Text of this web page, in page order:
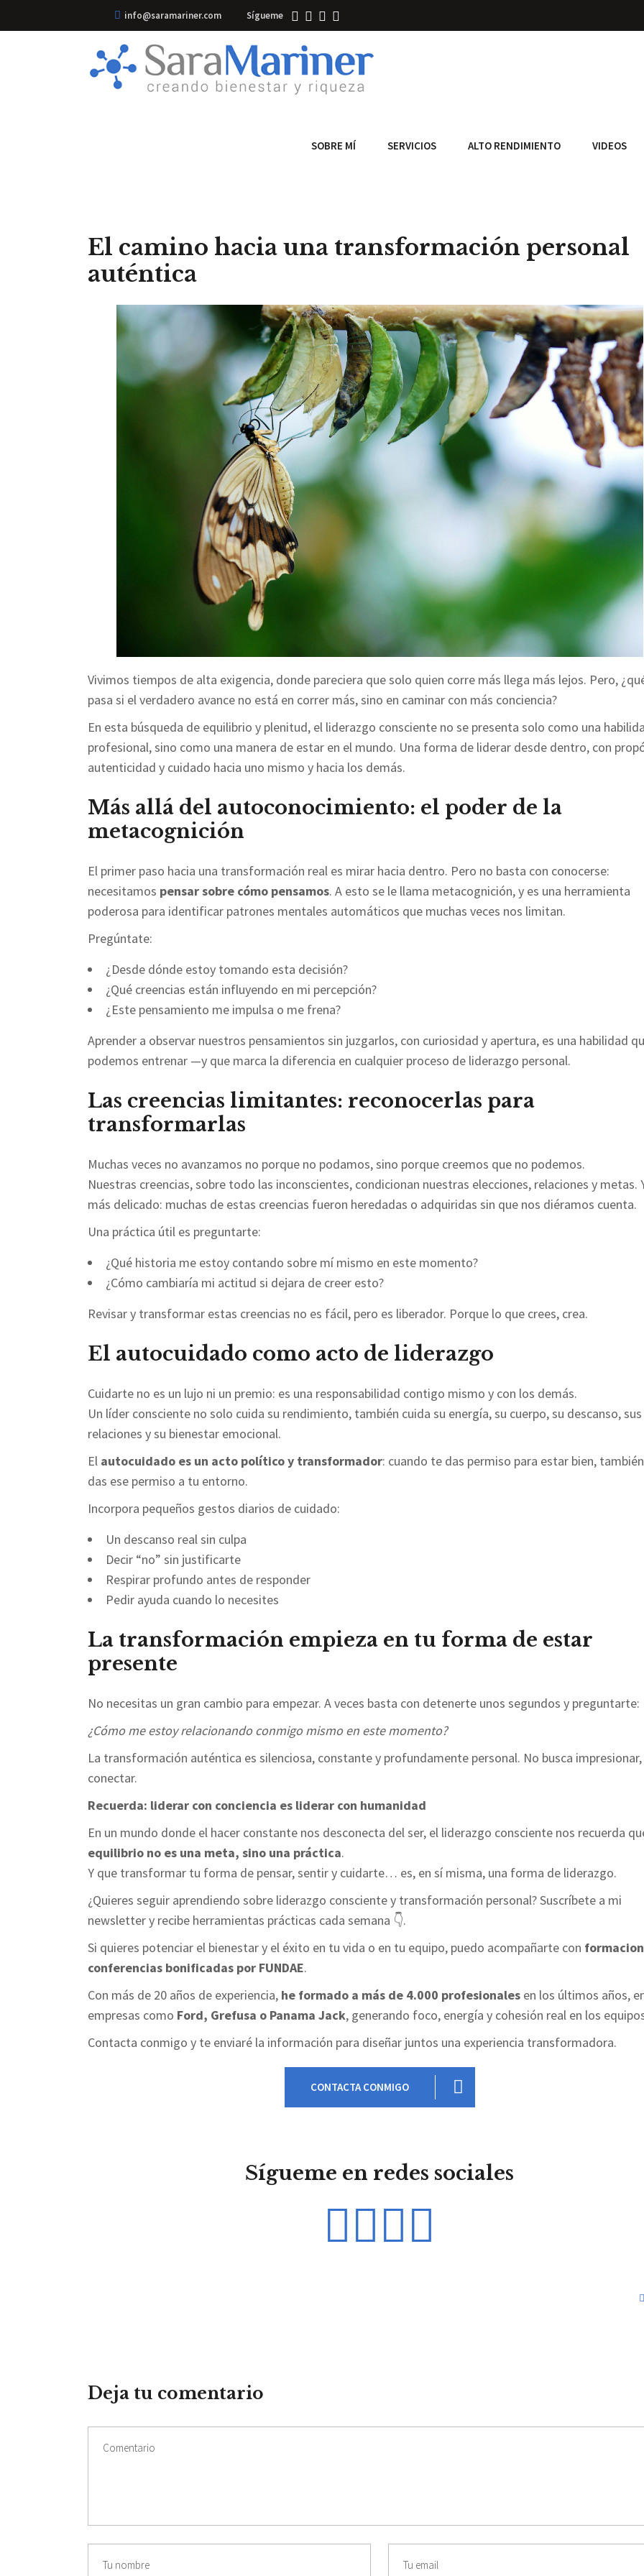
info@saramariner.com Sígueme
SOBRE MÍ SERVICIOS ALTO RENDIMIENTO VIDEOS
El camino hacia una transformación personal
auténtica
Vivimos tiempos de alta exigencia, donde pareciera que solo quien corre más llega más lejos. Pero,
pasa si el verdadero avance no está en correr más, sino en caminar con más conciencia?
En esta búsqueda de equilibrio y plenitud, el liderazgo consciente no se presenta solo como una
profesional, sino como una manera de estar en el mundo. Una forma de liderar desde dentro, con
autenticidad y cuidado hacia uno mismo y hacia los demás.
Más allá del autoconocimiento: el poder de la
metacognición
El primer paso hacia una transformación real es mirar hacia dentro. Pero no basta con conocerse:
necesitamos pensar sobre cómo pensamos. A esto se le llama metacognición, y es una herramienta
poderosa para identificar patrones mentales automáticos que muchas veces nos limitan.
Pregúntate:
¿Desde dónde estoy tomando esta decisión?
¿Qué creencias están influyendo en mi percepción?
¿Este pensamiento me impulsa o me frena?
Aprender a observar nuestros pensamientos sin juzgarlos, con curiosidad y apertura, es una habilidad
podemos entrenar —y que marca la diferencia en cualquier proceso de liderazgo personal.
Las creencias limitantes: reconocerlas para
transformarlas
Muchas veces no avanzamos no porque no podamos, sino porque creemos que no podemos.
Nuestras creencias, sobre todo las inconscientes, condicionan nuestras elecciones, relaciones y metas.
más delicado: muchas de estas creencias fueron heredadas o adquiridas sin que nos diéramos cuenta.
Una práctica útil es preguntarte:
¿Qué historia me estoy contando sobre mí mismo en este momento?
¿Cómo cambiaría mi actitud si dejara de creer esto?
Revisar y transformar estas creencias no es fácil, pero es liberador. Porque lo que crees, crea.
El autocuidado como acto de liderazgo
Cuidarte no es un lujo ni un premio: es una responsabilidad contigo mismo y con los demás.
Un líder consciente no solo cuida su rendimiento, también cuida su energía, su cuerpo, su descanso, sus
relaciones y su bienestar emocional.
El autocuidado es un acto político y transformador: cuando te das permiso para estar bien,
das ese permiso a tu entorno.
Incorpora pequeños gestos diarios de cuidado:
Un descanso real sin culpa
Decir “no” sin justificarte
Respirar profundo antes de responder
Pedir ayuda cuando lo necesites
La transformación empieza en tu forma de estar
presente
No necesitas un gran cambio para empezar. A veces basta con detenerte unos segundos y preguntarte:
¿Cómo me estoy relacionando conmigo mismo en este momento?
La transformación auténtica es silenciosa, constante y profundamente personal. No busca
conectar.
Recuerda: liderar con conciencia es liderar con humanidad
En un mundo donde el hacer constante nos desconecta del ser, el liderazgo consciente nos recuerda
equilibrio no es una meta, sino una práctica.
Y que transformar tu forma de pensar, sentir y cuidarte… es, en sí misma, una forma de liderazgo.
¿Quieres seguir aprendiendo sobre liderazgo consciente y transformación personal? Suscríbete a mi
newsletter y recibe herramientas prácticas cada semana 👇.
Si quieres potenciar el bienestar y el éxito en tu vida o en tu equipo, puedo acompañarte con
conferencias bonificadas por FUNDAE.
Con más de 20 años de experiencia, he formado a más de 4.000 profesionales en los últimos años,
empresas como Ford, Grefusa o Panama Jack, generando foco, energía y cohesión real en los
Contacta conmigo y te enviaré la información para diseñar juntos una experiencia transformadora.
CONTACTA CONMIGO
Sígueme en redes sociales
Deja tu comentario